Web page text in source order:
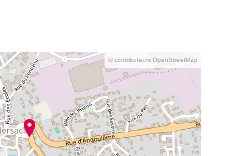
© contributeurs OpenStreetMap